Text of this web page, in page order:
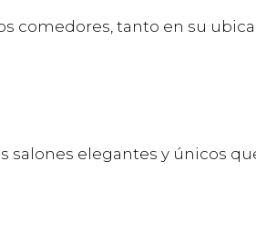
comedores, tanto en su
salones elegantes y únicos